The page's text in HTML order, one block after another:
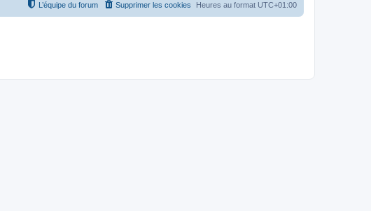
Heures au format UTC+01:00
Supprimer les cookies
L’équipe du forum